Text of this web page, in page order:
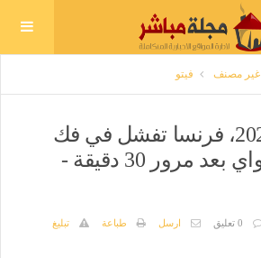
غير مصنف فيتو
كأس العالم 2026، فرنسا تفشل في فك
شفرات باراجواي بعد مرور 30 دقيقة -
0 تعليق ارسل طباعة
تبليغ